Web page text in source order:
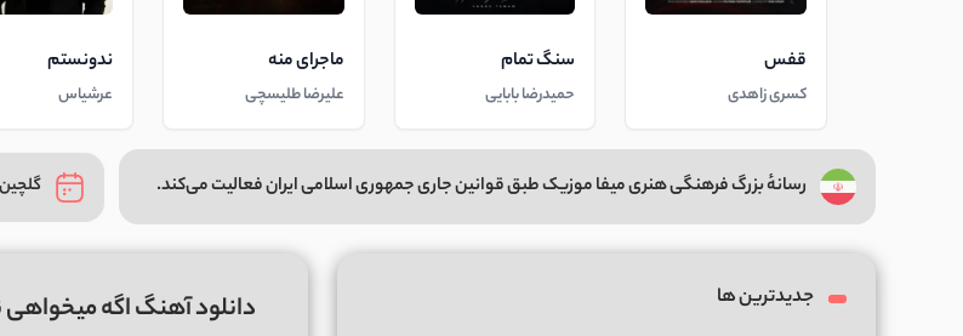
قفس
کسری زاهدی
سنگ تمام
حمیدرضا بابایی
ماجرای منه
علیرضا طلیسچی
ندونستم
عرشیاس
رسانهٔ بزرگ فرهنگی هنری میفا موزیک طبق قوانین جاری جمهوری اسلامی ایران فعالیت می‌کند.
دانلود آهنگ اگه جدیدترین ها